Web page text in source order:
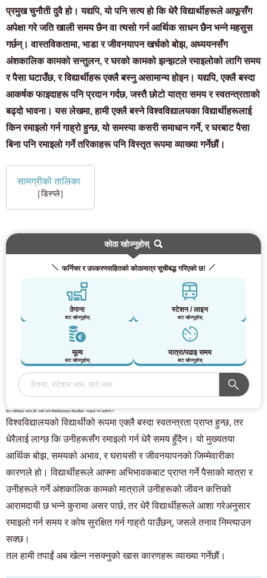
प्रमुख चुनौती दुवै हो। यद्यपि, यो पनि सत्य हो कि धेरै विद्यार्थीहरूले आफूसँग
अपेक्षा गरे जति खाली समय छैन वा त्यसो गर्न आर्थिक साधन छैन भन्ने महसुस
गर्छन्। वास्तविकतामा, भाडा र जीवनयापन खर्चको बोझ, अध्ययनसँग
अंशकालिक कामको सन्तुलन, र घरको कामको झन्झटले रमाइलोको लागि समय
र पैसा घटाउँछ, र विद्यार्थीहरू एक्लै बस्नु असामान्य होइन। यद्यपि, एक्लै बस्दा
आकर्षक फाइदाहरू पनि प्रदान गर्दछ, जस्तै छोटो यात्रा समय र स्वतन्त्रताको
बढ्दो भावना। यस लेखमा, हामी एक्लै बस्ने विश्वविद्यालयका विद्यार्थीहरूलाई
किन रमाइलो गर्न गाह्रो हुन्छ, यो समस्या कसरी समाधान गर्ने, र घरबाट पैसा
बिना पनि रमाइलो गर्ने तरिकाहरू पनि विस्तृत रूपमा व्याख्या गर्नेछौं।
सामग्रीको तालिका
［डिस्प्ले］
कोठा खोज्नुहोस्
फर्निचर र उपकरणसहितको कोठामात्र सूचीबद्ध गरिएको छ!
ठेगाना
बाट खोज्नुहोस्
स्टेशन / लाइन
बाट खोज्नुहोस्
मूल्य
बाट खोज्नुहोस्
यात्रा/पढाइ समय
बाट खोज्नुहोस्
किन मानिसहरू भन्छन् कि एक्लै बस्ने विश्वविद्यालयका विद्यार्थीहरू "रमाइलो गर्न सक्दैनन्"?
विश्वविद्यालयको विद्यार्थीको रूपमा एक्लै बस्दा स्वतन्त्रता प्राप्त हुन्छ, तर
धेरैलाई लाग्छ कि उनीहरूसँग रमाइलो गर्न धेरै समय हुँदैन। यो मुख्यतया
आर्थिक बोझ, समयको अभाव, र घरायसी र जीवनयापनको जिम्मेवारीका
कारणले हो। विद्यार्थीहरूले आफ्ना अभिभावकबाट प्राप्त गर्ने पैसाको मात्रा र
उनीहरूले गर्ने अंशकालिक कामको मात्राले उनीहरूको जीवन कत्तिको
आरामदायी छ भन्ने कुरामा असर पार्छ, तर धेरै विद्यार्थीहरूले आशा गरेअनुसार
रमाइलो गर्न समय र कोष सुरक्षित गर्न गाह्रो पाउँछन्, जसले तनाव निम्त्याउन
सक्छ।
तल हामी तपाईं अब खेल्न नसक्नुको खास कारणहरू व्याख्या गर्नेछौं।